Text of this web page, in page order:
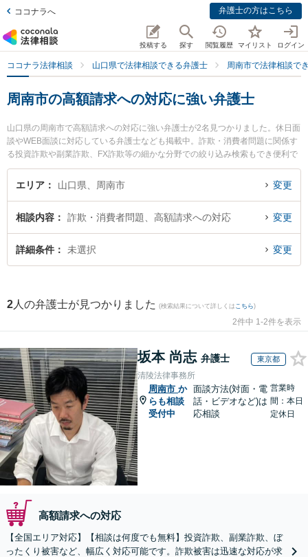
ココナラへ 弁護士の方はこちら
投稿する 探す 閲覧履歴 マイリスト ログイン
ココナラ法律相談 山口県で法律相談できる弁護士 周南市で法律相談で
周南市の高額請求への対応に強い弁護士
山口県の周南市で高額請求への対応に強い弁護士が2名見つかりました。休日面
談やWEB面談に対応している弁護士なども掲載中。詐欺・消費者問題に関係す
る投資詐欺や副業詐欺、FX詐欺等の細かな分野での絞り込み検索もでき便利で
す。特に弁護士法人ＯＮＥ 周南オフィスの前田 浩志弁護士や弁護士法人広島メ
ープル法律事務所 周南事務所の吉村 友和弁護士のプロフィール情報や弁護士費
ラブル解決の実績豊富な近くの弁護士を検索したい』『初回相談無料で高額請
求への対応を法律相談できる周南市内の弁護士に相談予約したい』などでお困
りの相談者さんにおすすめです。
エリア 山口県、周南市 変更
相談内容 詐欺・消費者問題、高額請求への対応 変更
詳細条件 未選択 変更
2 人の弁護士が見つかりました (検索結果について詳しくは こちら)
2件中 1-2件を表示
坂本 尚志 弁護士 東京都
清陵法律事務所
周南市 か
らも相談
受付中
面談方法(対面・電
話・ビデオなど)は
応相談
営業時
間：本日
定休日
高額請求への対応
【全国エリア対応】【相談は何度でも無料】投資詐欺、副業詐欺、ぼ
ったくり被害など、幅広く対応可能です。詐欺被害は迅速な対応が求